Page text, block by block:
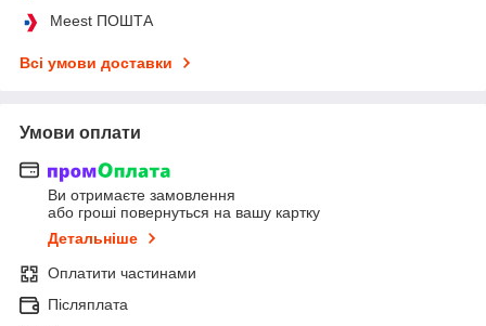
Meest ПОШТА
Всі умови доставки
Умови оплати
Ви отримаєте замовлення
або гроші повернуться на вашу картку
Детальніше
Оплатити частинами
Післяплата